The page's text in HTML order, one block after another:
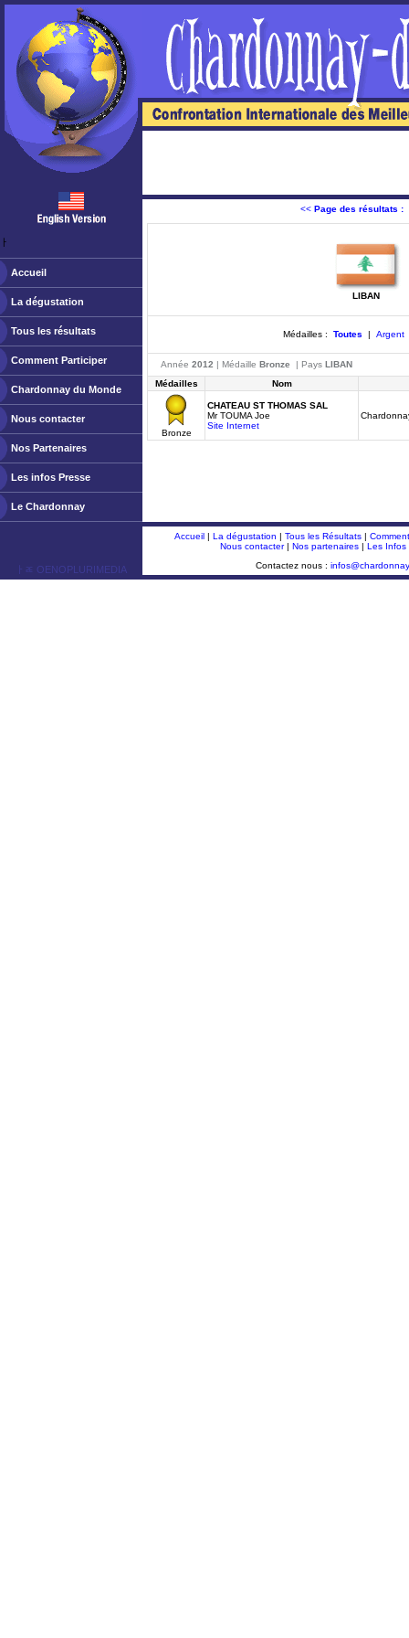
ￂﾠ
Accueil
La dégustation
Tous les résultats
Comment Participer
Chardonnay du Monde
Nous contacter
Nos Partenaires
Les infos Presse
Le Chardonnay
<< Page des résultats :
LIBAN
Médailles : Toutes | Argent
Année 2012 | Médaille Bronze | Pays LIBAN
Médailles
Nom
Bronze
CHATEAU ST THOMAS SAL
Mr TOUMA Joe
Site Internet
ￂﾮ OENOPLURIMEDIA
Accueil| La dégustation | Tous les Résultats|
Nous contacter| Nos partenaires| Les Infos
Contactez nous :